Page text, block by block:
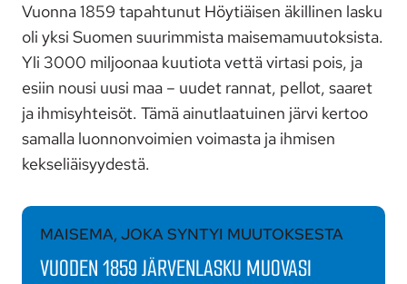
Vuonna 1859 tapahtunut Höytiäisen äkillinen lasku
oli yksi Suomen suurimmista maisemamuutoksista.
Yli 3000 miljoonaa kuutiota vettä virtasi pois, ja
esiin nousi uusi maa – uudet rannat, pellot, saaret
ja ihmisyhteisöt. Tämä ainutlaatuinen järvi kertoo
samalla luonnonvoimien voimasta ja ihmisen
kekseliäisyydestä.
MAISEMA, JOKA SYNTYI MUUTOKSESTA
VUODEN 1859 JÄRVENLASKU MUOVASI